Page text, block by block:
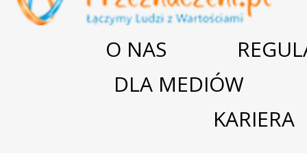
O NAS
DLA MEDIÓW
KARIERA